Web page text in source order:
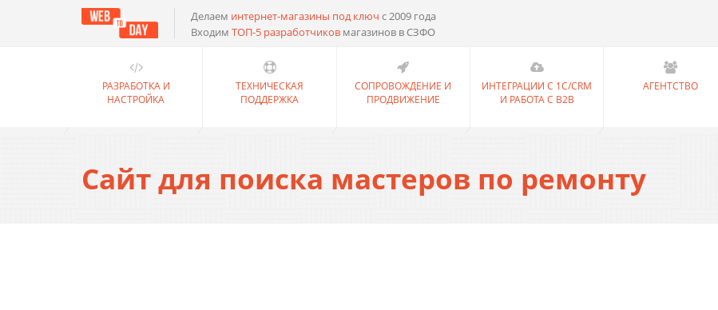
Делаем интернет-магазины под ключ с 2009 года
Входим ТОП-5 разработчиков магазинов в СЗФО
РАЗРАБОТКА И
НАСТРОЙКА
ТЕХНИЧЕСКАЯ
ПОДДЕРЖКА
СОПРОВОЖДЕНИЕ И
ПРОДВИЖЕНИЕ
ИНТЕГРАЦИИ С 1С/CRM
И РАБОТА С B2B
АГЕНТСТВО
Сайт для поиска мастеров по ремонту